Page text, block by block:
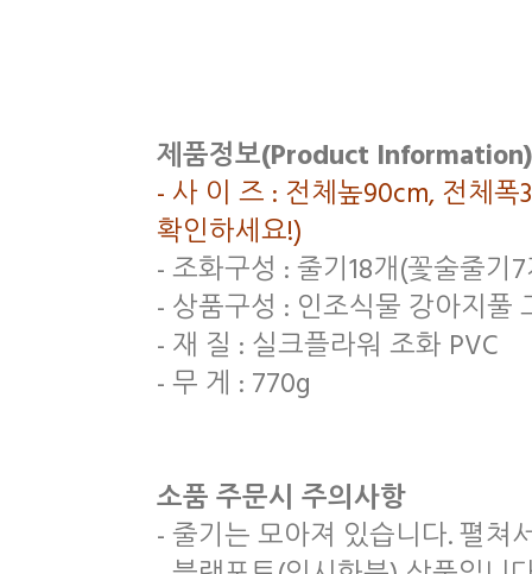
제품정보(Product Information)
- 사 이 즈 : 전체높90cm, 전체
확인하세요!)
- 조화구성 : 줄기18개(꽃술줄기
- 상품구성 : 인조식물 강아지풀
- 재 질 : 실크플라워 조화 PVC
- 무 게 : 770g
소품 주문시 주의사항
- 줄기는 모아져 있습니다. 펼쳐